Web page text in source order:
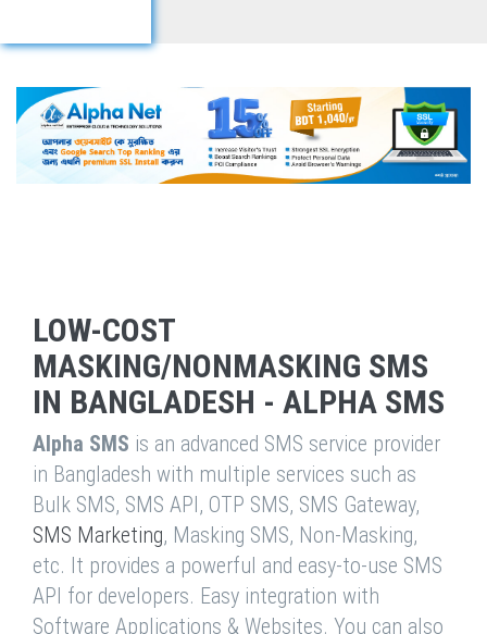
LOW-COST
MASKING/NONMASKING SMS
IN BANGLADESH - ALPHA SMS
Alpha SMS is an advanced SMS service provider
in Bangladesh with multiple services such as
Bulk SMS, SMS API, OTP SMS, SMS Gateway,
SMS Marketing, Masking SMS, Non-Masking,
etc. It provides a powerful and easy-to-use SMS
API for developers. Easy integration with
Software Applications & Websites. You can also